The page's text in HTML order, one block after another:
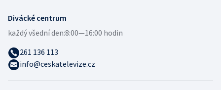
Divácké centrum
každý všední den:8:00—16:00 hodin
261 136 113
info@ceskatelevize.cz